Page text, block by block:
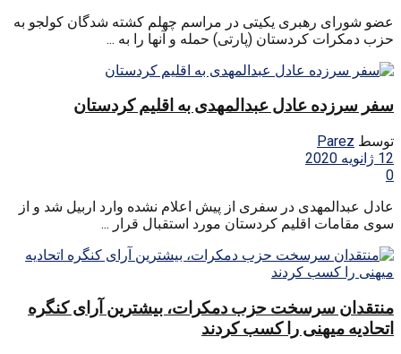
عضو شورای رهبری یکیتی در مراسم چهلم کشته شدگان کولجو به
حزب دمکرات کردستان (پارتی) حمله و آنها را به ...
سفر سرزده عادل عبدالمهدی به اقلیم کردستان
توسط Parez
12 ژانویه 2020
0
عادل عبدالمهدی در سفری از پیش اعلام نشده وارد اربیل شد و از
سوی مقامات اقلیم کردستان مورد استقبال قرار ...
منتقدان سرسخت حزب دمکرات، بیشترین آرای کنگره‌
اتحادیه‌ میهنی را کسب کردند